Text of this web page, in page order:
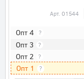
Арт.01544
Опт 4 ?
Опт 3 ?
Опт 2 ?
Опт 1 ?